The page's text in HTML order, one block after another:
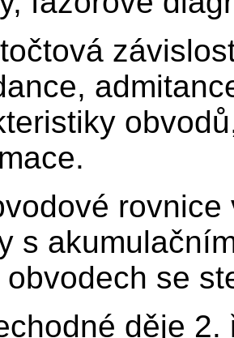
s
obvodech se
děje